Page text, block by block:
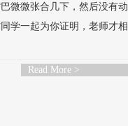
微微张合几下，然后没有动
学一起为你证明，老师才相
Read More >